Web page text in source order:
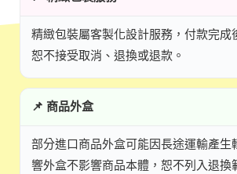
精緻包裝屬客製化設計服務，付款完成
恕不接受取消、退換或退款。
📌 商品外盒
部分進口商品外盒可能因長途運輸產生
響外盒不影響商品本體，恕不列入退換